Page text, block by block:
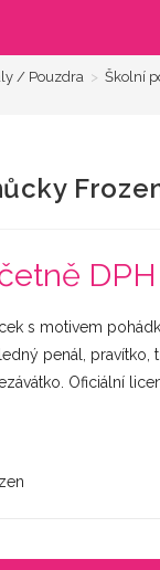
/ Pouzdra > Školní
DPH
s motivem
penál, pravítko,
Oficiální